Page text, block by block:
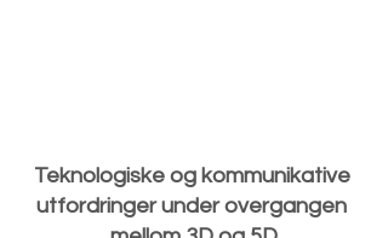
Teknologiske og kommunikative
utfordringer under overgangen